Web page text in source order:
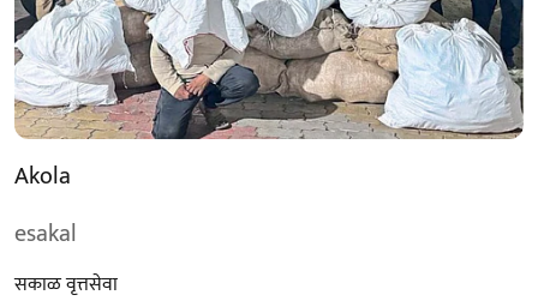
Akola
esakal
सकाळ वृत्तसेवा